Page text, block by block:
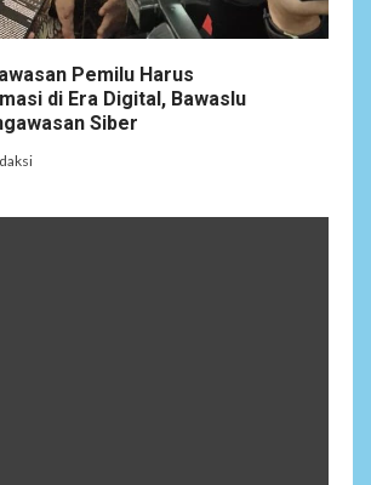
Pemilu Harus
di Era Digital, Bawaslu
Siber